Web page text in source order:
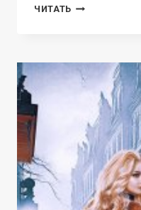
ЧИТАТЬ АШИ